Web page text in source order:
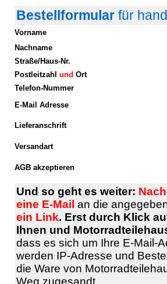
Bestellformular für
Vorname
Nachname
Straße/Haus-Nr.
Postleitzahl und Ort
Telefon-Nummer
E-Mail Adresse
Lieferanschrift
Versandart
AGB akzeptieren
Und so geht es weiter:
eine E-Mail an die
ein Link. Erst durch Klick
Ihnen und
dass es sich um Ihre E-Mail-
werden IP-Adresse und
die Ware von
Weg zugesandt.